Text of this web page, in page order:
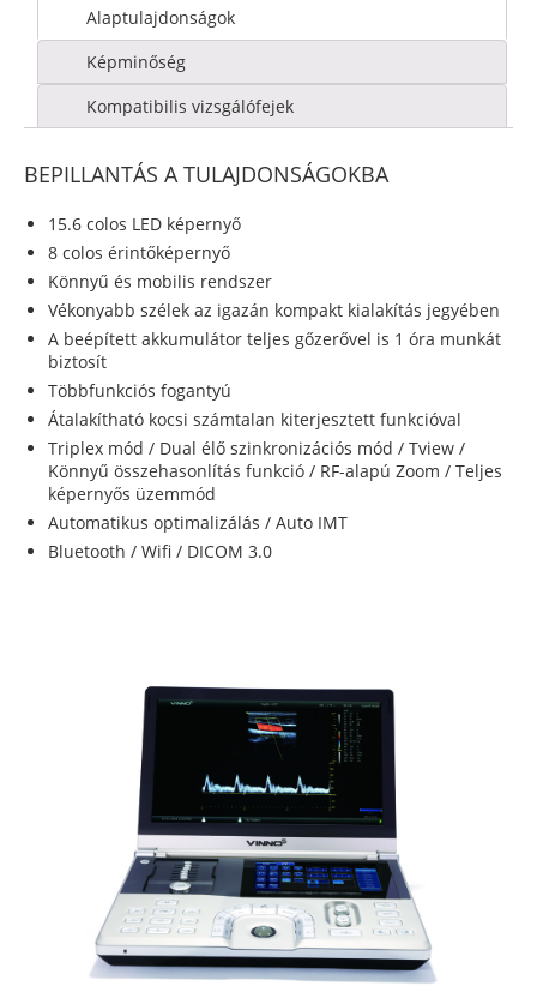
Alaptulajdonságok
Képminőség
Kompatibilis vizsgálófejek
BEPILLANTÁS A TULAJDONSÁGOKBA
15.6 colos LED képernyő
8 colos érintőképernyő
Könnyű és mobilis rendszer
Vékonyabb szélek az igazán kompakt kialakítás jegyében
A beépített akkumulátor teljes gőzerővel is 1 óra munkát
biztosít
Többfunkciós fogantyú
Átalakítható kocsi számtalan kiterjesztett funkcióval
Triplex mód / Dual élő szinkronizációs mód / Tview /
Könnyű összehasonlítás funkció / RF-alapú Zoom / Teljes
képernyős üzemmód
Automatikus optimalizálás / Auto IMT
Bluetooth / Wifi / DICOM 3.0